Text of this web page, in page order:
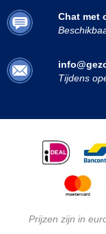
Chat met
Tijdens
Prijzen zijn in